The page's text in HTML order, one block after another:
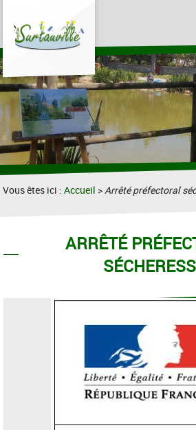
Vous êtes ici :Accueil >Arrêté préfectoral
ARRÊTÉ